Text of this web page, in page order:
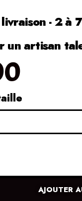
- 2 à
un artisan
AJOUTER